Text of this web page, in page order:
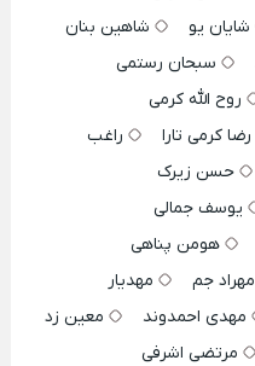
شایان یو
شاهین بنان
سبحان رستمی
روح الله کرمی
رضا کرمی تارا
راغب
حسن زیرک
یوسف جمالی
هومن پناهی
مهراد جم
مهدیار
مهدی احمدوند
معین زد
مرتضی اشرفی